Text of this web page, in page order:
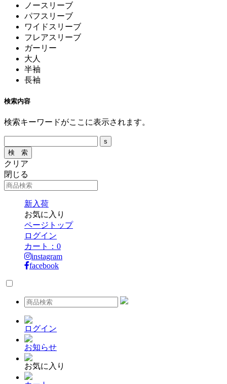
ノースリーブ
パフスリーブ
ワイドスリーブ
フレアスリーブ
ガーリー
大人
半袖
長袖
検索内容
検索キーワードがここに表示されます。
クリア
閉じる
新入荷
お気に入り
ページトップ
ログイン
カート： 0
instagram
facebook
ログイン
お知らせ
お気に入り